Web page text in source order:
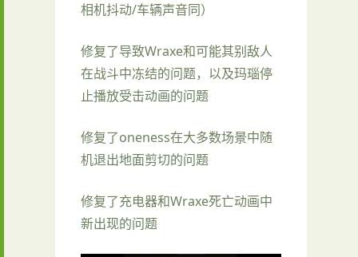
相机抖动/车辆声音同）
修复了导致Wraxe和可能其别敌人
在战斗中冻结的问题，以及玛瑙停
止播放受击动画的问题
修复了oneness在大多数场景中随
机退出地面剪切的问题
修复了充电器和Wraxe死亡动画中
新出现的问题